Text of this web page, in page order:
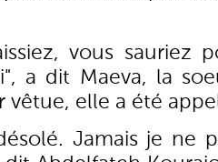
vous sauriez
a dit Maeva, la
elle a été
Jamais je ne